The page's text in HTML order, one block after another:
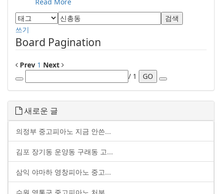
검색
쓰기
Board Pagination
Prev 1 Next
/ 1
GO
새로운 글
의정부 중고피아노 지금 안쓴...
김포 장기동 운양동 구래동 고...
삼익 야마하 영창피아노 중고...
수원 영통구 중고피아노 처분 ...